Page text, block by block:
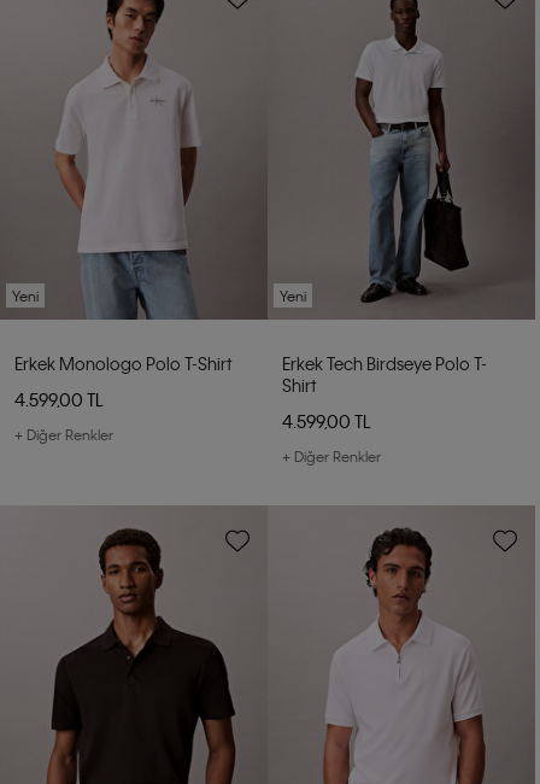
Yeni
Erkek Monologo Polo T-Shirt
4.599,00 TL
+ Diğer Renkler
Yeni
Erkek Tech Birdseye Polo T-
Shirt
4.599,00 TL
+ Diğer Renkler